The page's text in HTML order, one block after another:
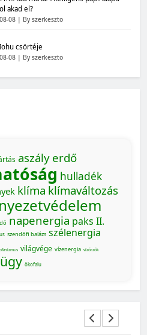
akad el?
08 By szerkeszto
csörtéje
08 By szerkeszto
aszály erdő
hulladék
klíma klímaváltozás
napenergia paks II.
szendőfi balázs szélenergia
világvége vízenergia vízőrzők
ökofalu